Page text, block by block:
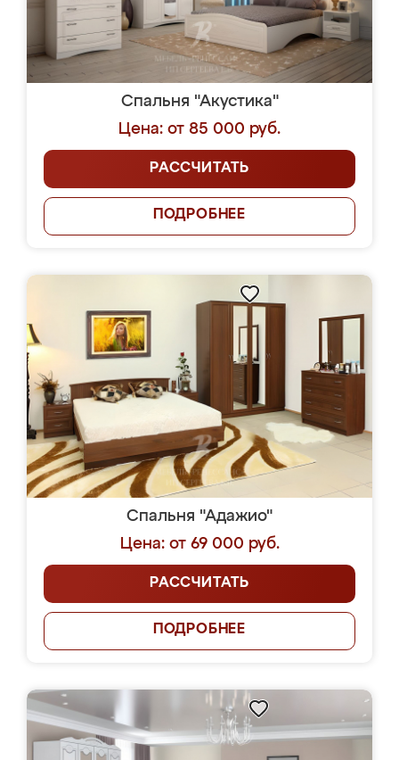
Спальня "Акустика"
Цена: от 85 000 руб.
РАССЧИТАТЬ
ПОДРОБНЕЕ
Спальня "Адажио"
Цена: от 69 000 руб.
РАССЧИТАТЬ
ПОДРОБНЕЕ